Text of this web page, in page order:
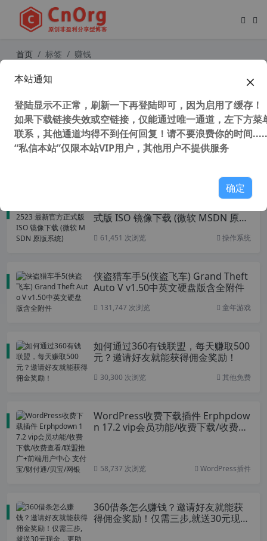
首页 标签 赚钱
和下载速度快
式版 ISO 镜像下载 (微软 MSDN 原版
61,451 次浏览 操作系统
侠盗猎车手5(侠盗飞车) Grand Theft
Auto V v1.50中英文硬盘版含全附件
131,747 次浏览 童年游戏
如何通过360有钱联盟，每天赚取500
元？邀请好友就能获得佣金奖励！
30,300 次浏览 其他免费
WordPress收费下载插件 Erphpdow
n 17.2 vip会员功能/收费下载/收费查
58,737 次浏览 WordPress插件
360借条怎么赚钱？邀请好友就能获
得佣金奖励！仅需三步,就送30元现
本站通知
登陆显示不正常，刷新一下再登陆即可，因为启用了缓存！
如果下载链接失效或空链接，仅能通过唯一通道，左下方菜
联系，其他通道均得不到任何回复！请不要浪费你的时间
“私信本站”仅限本站VIP用户，其他用户不提供服务
确定